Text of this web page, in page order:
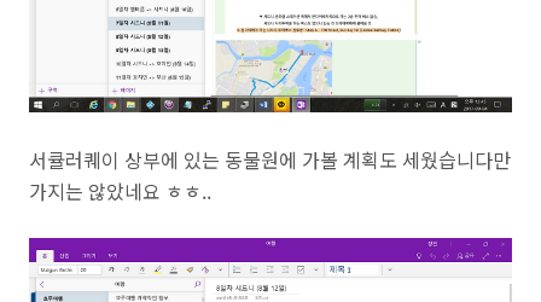
서큘러퀘이 상부에 있는 동물원에 가볼 계획도 세웠습니다만
가지는 않았네요 ㅎㅎ..